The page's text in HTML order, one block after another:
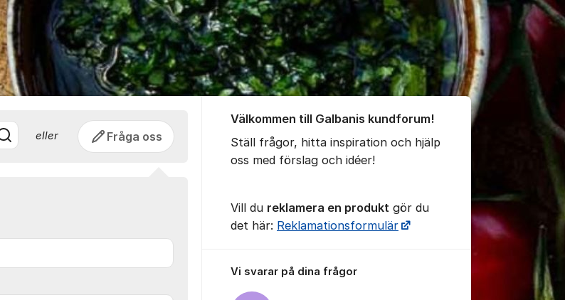
Försäljning AB
eller Fråga oss
Välkommen till Galbanis kundforum!
Ställ frågor, hitta inspiration och hjälp
oss med förslag och idéer!
Vill du reklamera en produkt gör du
det här: Reklamationsformulär
Vi svarar på dina frågor